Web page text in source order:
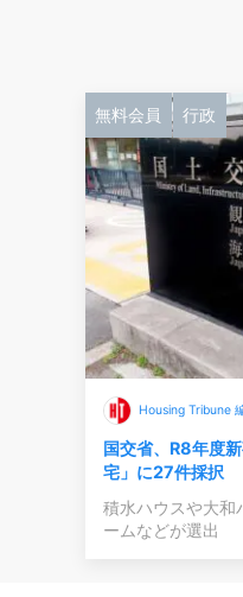
無料会員 行政
Housing Tribune
国交省、R8年度
宅」に27件採択
積水ハウスや大和
ームなどが選出